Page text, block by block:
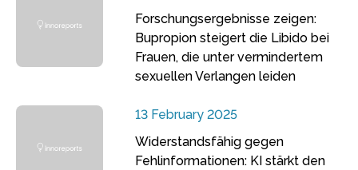
Forschungsergebnisse zeigen:
Bupropion steigert die Libido bei
Frauen, die unter vermindertem
sexuellen Verlangen leiden
13 February 2025
Widerstandsfähig gegen
Fehlinformationen: KI stärkt den